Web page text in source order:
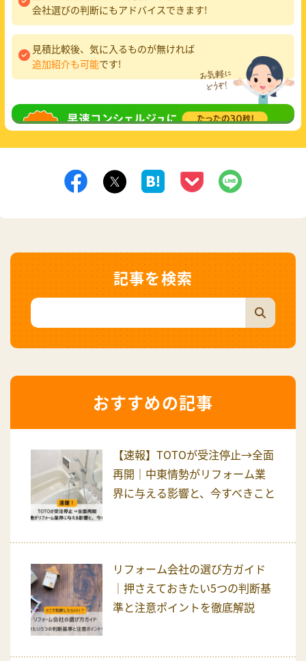
会社選びの判断にもアドバイスできます!
見積比較後、気に入るものが無ければ
追加紹介も可能です!
無料相談してみる
記事を検索
おすすめの記事
【速報】TOTOが受注停止→全面
再開｜中東情勢がリフォーム業
界に与える影響と、今すべきこと
リフォーム会社の選び方ガイド
｜押さえておきたい5つの判断基
準と注意ポイントを徹底解説